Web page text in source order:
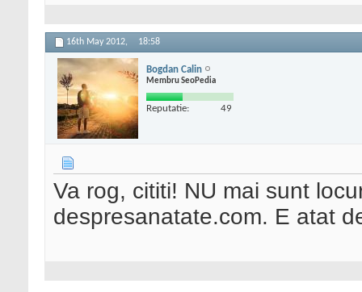
16th May 2012, 18:58
Bogdan Calin
Membru SeoPedia
Reputatie: 49
Va rog, cititi! NU mai sunt
despresanatate.com. E atat